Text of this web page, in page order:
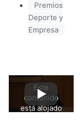
Premios
Deporte y
Empresa
Reproducir
video
Este
contenido
está alojado